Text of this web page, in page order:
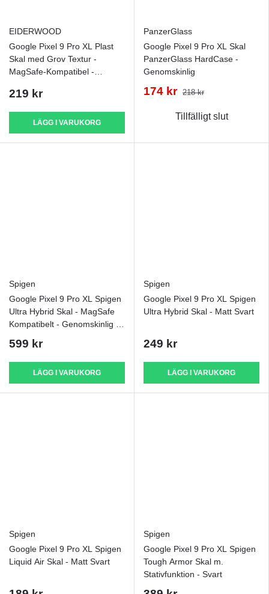
EIDERWOOD
Google Pixel 9 Pro XL Plast
Skal med Grov Textur -
MagSafe-Kompatibel -
219 kr
LÄGG I VARUKORG
PanzerGlass
Google Pixel 9 Pro XL Skal
PanzerGlass HardCase -
Genomskinlig
174 kr 218 kr
Tillfälligt slut
Spigen
Google Pixel 9 Pro XL Spigen
Ultra Hybrid Skal - MagSafe
Kompatibelt - Genomskinlig /
599 kr
LÄGG I VARUKORG
Spigen
Google Pixel 9 Pro XL Spigen
Ultra Hybrid Skal - Matt Svart
249 kr
LÄGG I VARUKORG
Spigen
Google Pixel 9 Pro XL Spigen
Liquid Air Skal - Matt Svart
Spigen
Google Pixel 9 Pro XL Spigen
Tough Armor Skal m.
Stativfunktion - Svart